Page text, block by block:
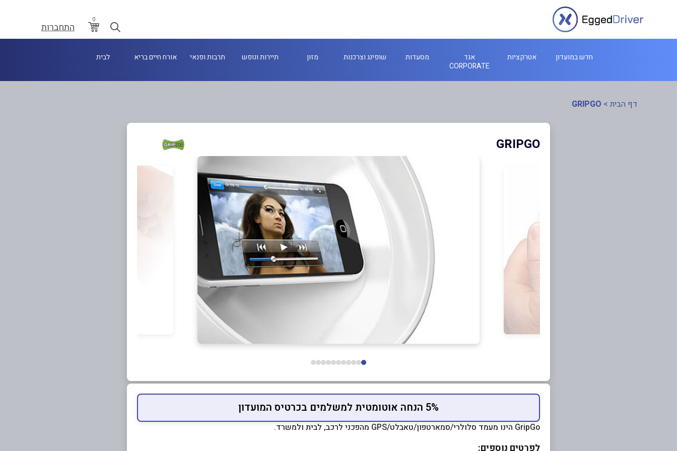
0
התחברות
חדש במועדון אטרקציות
אגד
CORPORATE
מסעדות שופינג וצרכנות מזון תיירות ונופש תרבות ופנאי אורח חיים בריא לבית
דף הבית >
GRIPGO
GRIPGO
5% הנחה אוטומטית למשלמים בכרטיס המועדון
GripGo הינו מעמד סלולרי/סמארטפון/טאבלט/GPS מהפכני לרכב, לבית ולמשרד.